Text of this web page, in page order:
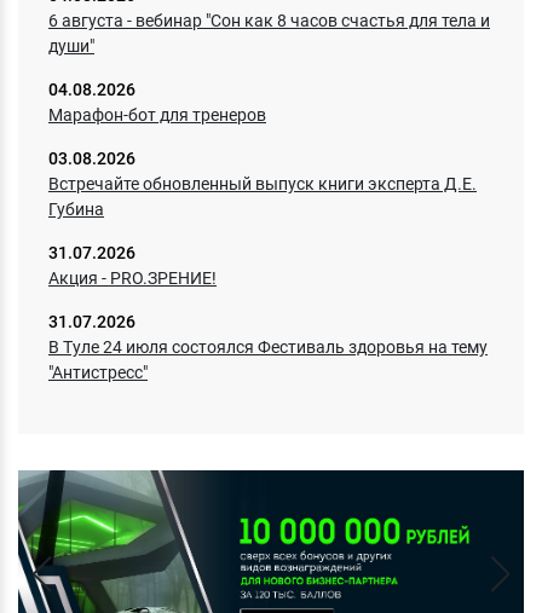
6 августа - вебинар "Сон как 8 часов счастья для тела и
души"
04.08.2026
Марафон-бот для тренеров
03.08.2026
Встречайте обновленный выпуск книги эксперта Д.E.
Губина
31.07.2026
Акция - PRO.ЗРЕНИЕ!
31.07.2026
В Туле 24 июля состоялся Фестиваль здоровья на тему
"Антистресс"